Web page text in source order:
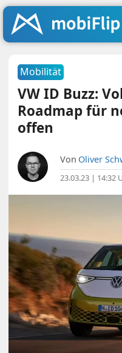
Mobilität
VW ID Buzz:
Roadmap für
offen
Von Oliver
23.03.23 | 14:32